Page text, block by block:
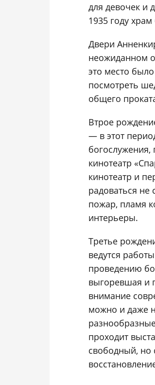
для девочек и
1935 году
Двери
неожиданном
это место
посмотреть
общего
Втрое
— в этот
кинотеатр
кинотеатр и
радоваться
пожар, пламя
интерьеры.
Третье
ведутся
проведению
выгоревшая и
внимание
можно и даже
проходит
свободный, но